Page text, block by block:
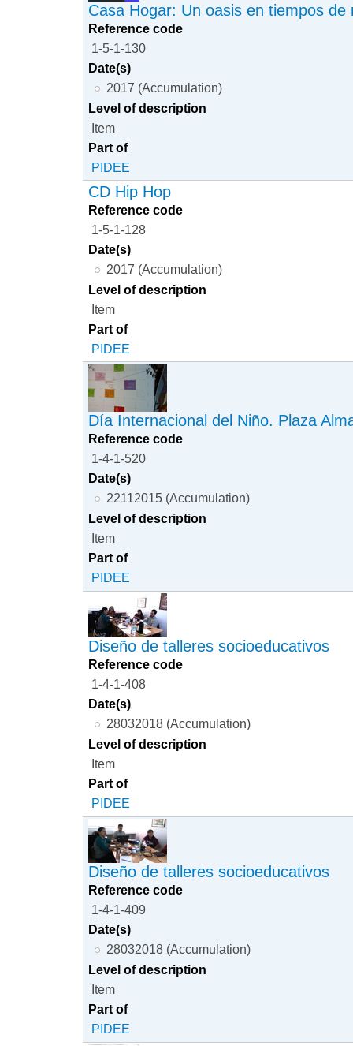
Casa Hogar: Un oasis en tiempos de
Reference code
1-5-1-130
Date(s)
2017 (Accumulation)
Level of description
Item
Part of
PIDEE
CD Hip Hop
Reference code
1-5-1-128
Date(s)
2017 (Accumulation)
Level of description
Item
Part of
PIDEE
Día Internacional del Niño. Plaza
Reference code
1-4-1-520
Date(s)
22112015 (Accumulation)
Level of description
Item
Part of
PIDEE
Diseño de talleres socioeducativos
Reference code
1-4-1-408
Date(s)
28032018 (Accumulation)
Level of description
Item
Part of
PIDEE
Diseño de talleres socioeducativos
Reference code
1-4-1-409
Date(s)
28032018 (Accumulation)
Level of description
Item
Part of
PIDEE